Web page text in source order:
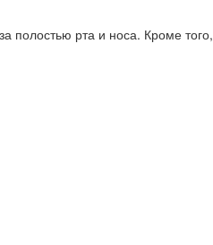
полостью рта и носа. Кроме того,